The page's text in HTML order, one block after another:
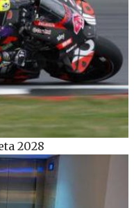
2028